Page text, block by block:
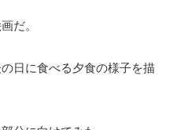
だ。
日に食べる夕食の様子を描